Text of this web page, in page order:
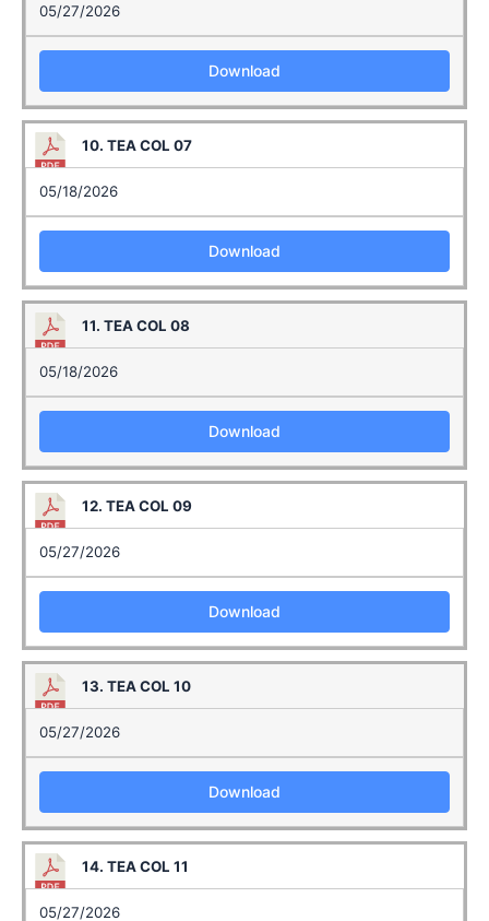
05/27/2026
Download
10. TEA COL 07
05/18/2026
Download
11. TEA COL 08
05/18/2026
Download
12. TEA COL 09
05/27/2026
Download
13. TEA COL 10
05/27/2026
Download
14. TEA COL 11
05/27/2026